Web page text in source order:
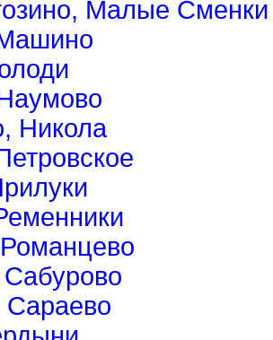
Малые Сменки
Никола
Сараево